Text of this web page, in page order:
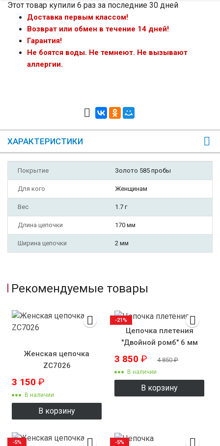
Этот товар купили 6 раз за последние 30 дней
Доставка первым классом!
Возврат или обмен в течение 14 дней!
Гарантия!
Не боятся воды. Не темнеют. Не вызывают
аллергии.
ХАРАКТЕРИСТИКИ
Покрытие Золото 585 пробы
Для кого Женщинам
Вес 1.7 г
Длина цепочки 170 мм
Ширина цепочки 2 мм
Рекомендуемые товары
Женская цепочка
ZC7026
3 150 ₽
В наличии
В корзину
Цепочка плетения
"Двойной ромб" 6 мм
3 850 ₽ 4 850₽
В наличии
В корзину
-21%
-5% -5%